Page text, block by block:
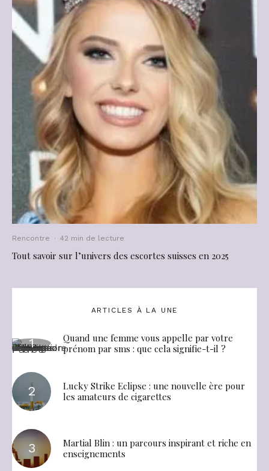
Rencontre · 42 min de lecture
Tout savoir sur l’univers des escortes suisses en 2025
ARTICLES À LA UNE
Quand une femme vous appelle par votre
prénom par sms : que cela signifie-t-il ?
Lucky Strike Eclipse : une nouvelle ère pour
les amateurs de cigarettes
Martial Blin : un parcours inspirant et riche en
enseignements